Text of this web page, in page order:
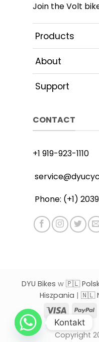
Join the Volt
Products
About
Support
CONTACT
+1 919-923-1110
Phone: (+1)
DYU Bikes w 🇵🇱
Hiszpania | 🇳🇱
Visa
Copyright
Kontakt